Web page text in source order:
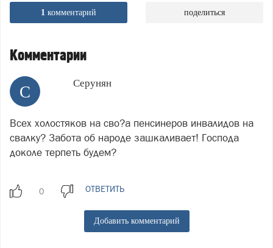
1 комментарий поделиться
Комментарии
С Серунян
Всех холостяков на сво?а пенсинеров инвалидов на
свалку? Забота об народе зашкаливает! Господа
доколе терпеть будем?
ОТВЕТИТЬ
Добавить комментарий